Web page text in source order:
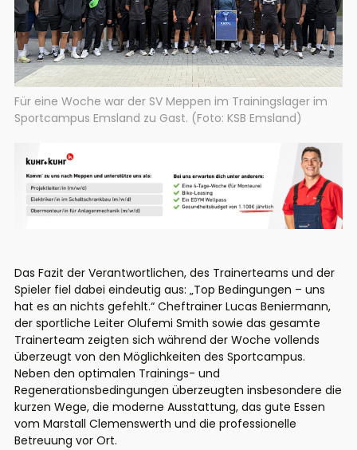
Für eine Woche war der SV Meppen im Trainingslager im
Sportcampus Emsland zu Gast. (Foto: KSB Emsland)
Das Fazit der Verantwortlichen, des Trainerteams und der
Spieler fiel dabei eindeutig aus: „Top Bedingungen – uns
hat es an nichts gefehlt.“ Cheftrainer Lucas Beniermann,
der sportliche Leiter Olufemi Smith sowie das gesamte
Trainerteam zeigten sich während der Woche vollends
überzeugt von den Möglichkeiten des Sportcampus.
Neben den optimalen Trainings- und
Regenerationsbedingungen überzeugten insbesondere die
kurzen Wege, die moderne Ausstattung, das gute Essen
vom Marstall Clemenswerth und die professionelle
Betreuung vor Ort.